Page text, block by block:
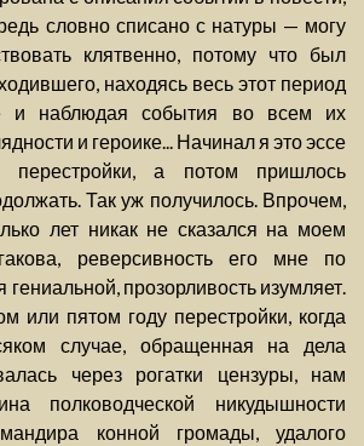
словно списано с натуры — могу
клятвенно, потому что был
находясь весь этот период
и наблюдая события во всем их
и героике... Начинал я это эссе
а потом пришлось
Так уж получилось. Впрочем,
лет никак не сказался на моем
реверсивность его мне по
прозорливость изумляет.
или пятом году перестройки, когда
случае, обращенная на дела
через рогатки цензуры, нам
полководческой никудышности
конной громады, удалого